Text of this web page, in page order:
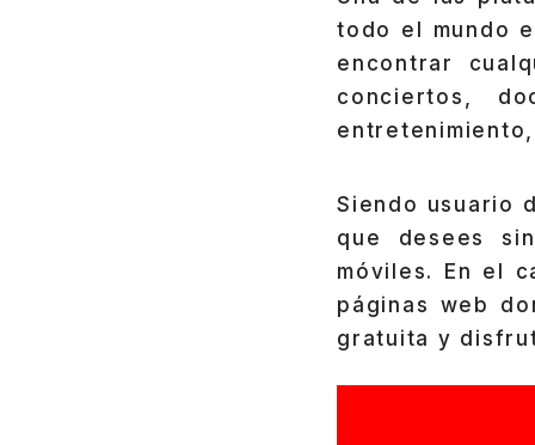
todo el mundo
encontrar
conciertos,
Siendo usuario
que desees
móviles. En el
páginas web
gratuita y